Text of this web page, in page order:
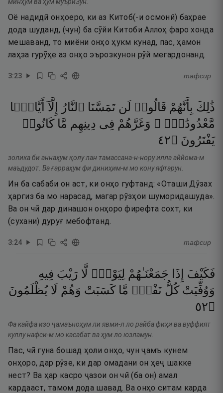
Оё надидӣ онҳоеро, ки аз Китоб(-и осмонӣ) баҳрае
дода шуданд, (чун) ба сӯйи Китоби Аллоҳ фаро хонда
мешаванд, то миёни онҳо ҳукм кунад, пас, ҳамон
лаҳза гурӯҳе аз онҳо эърозкунон рӯй мегардонанд.
3:23 тафсир
ذَٰلِكَ بِأَنَّهُمْ قَالُوا۟ لَن تَمَسَّنَا ٱلنَّارُ إِلَّآ أَيَّامًۭا
مَّعْدُودَٰتٍۢ ۖ وَغَرَّهُمْ فِى دِينِهِم مَّا كَانُوا۟
يَفْتَرُونَ ۝٢٤
золика би аннаҳум қолу лан тамассана-н-нору илла аййома-м
маъдудот. Ва ғарраҳум фи диниҳим-м мо кону яфтарун.
Ин ба сабаби он аст, ки онҳо гуфтанд: «Оташи Дӯзах
ҳаргиз ба мо нарасад, магар рӯзҳои шуморидашуда».
Ва он чӣ дар динашон онҳоро фирефта сохт, ки
(сухани) дуруғ мебофтанд.
3:24 тафсир
فَكَيْفَ إِذَا جَمَعْنَـٰهُمْ لِيَوْمٍۢ لَّا رَيْبَ فِيهِ
وَوُفِّيَتْ كُلُّ نَفْسٍۢ مَّا كَسَبَتْ وَهُمْ لَا يُظْلَمُونَ
۝٢٥
Фа кайфа изо ҷамаъноҳум ли явми-л ло райба фиҳи ва вуффият
куллу нафси-м мо касабат ва ҳум ло юзламун.
Пас, чӣ гуна бошад ҳоли онҳо, чун ҷамъ кунем
онҳоро, дар рӯзе, ки дар омадани он ҳеҷ шакке
нест? Ва ҳар касро ҷазои он чӣ (ба он) амал
кардааст, тамом дода шавад. Ва онҳо ситам карда